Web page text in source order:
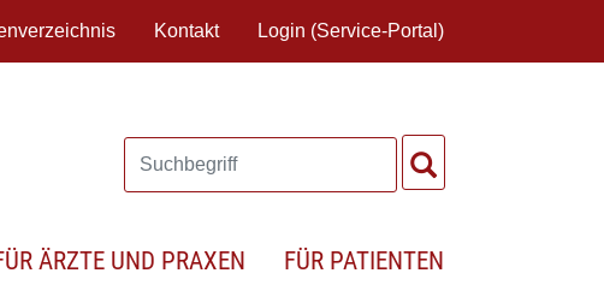
Kontakt Login (Service-Portal)
ÄRZTE UND PRAXEN FÜR PATIENTEN